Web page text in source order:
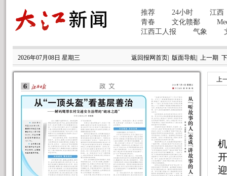
2026年07月08日 星期三 返回报网首页| 版面导航| 上一期
上